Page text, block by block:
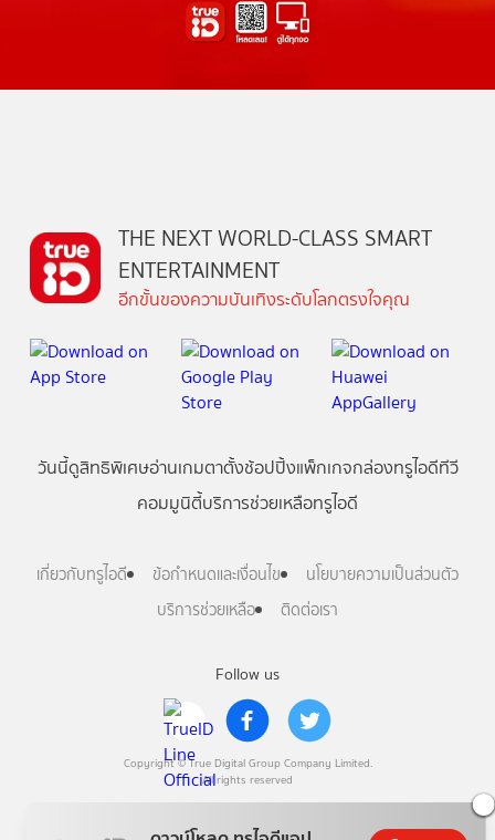
Follow us
Copyright © True Digital Group Company Limited.
All rights reserved
THE NEXT WORLD-CLASS SMART
ENTERTAINMENT
อีกขั้นของความบันเทิงระดับโลกตรงใจคุณ
วันนี้ดูสิทธิพิเศษอ่านเกมตาตั้งช้อปปิ้งแพ็กเกจกล่องทรูไอดีทีวี
คอมมูนิตี้บริการช่วยเหลือทรูไอดี
เกี่ยวกับทรูไอดี ข้อกำหนดและเงื่อนไข
นโยบายความเป็นส่วนตัว
บริการช่วยเหลือ
ติดต่อเรา